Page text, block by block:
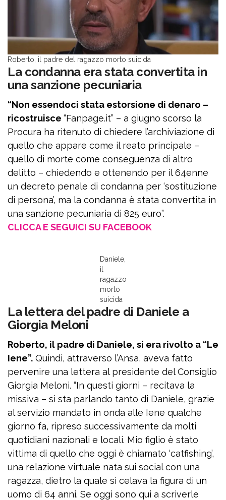
Roberto, il padre del ragazzo morto suicida
La condanna era stata convertita in
una sanzione pecuniaria
“Non essendoci stata estorsione di denaro –
ricostruisce “Fanpage.it” – a giugno scorso la
Procura ha ritenuto di chiedere l’archiviazione di
quello che appare come il reato principale –
quello di morte come conseguenza di altro
delitto – chiedendo e ottenendo per il 64enne
un decreto penale di condanna per ‘sostituzione
di persona’, ma la condanna è stata convertita in
una sanzione pecuniaria di 825 euro”.
CLICCA E SEGUICI SU FACEBOOK
Daniele,
il
ragazzo
morto
suicida
La lettera del padre di Daniele a
Giorgia Meloni
Roberto, il padre di Daniele, si era rivolto a “Le
Iene”. Quindi, attraverso l’Ansa, aveva fatto
pervenire una lettera al presidente del Consiglio
Giorgia Meloni. “In questi giorni – recitava la
missiva – si sta parlando tanto di Daniele, grazie
al servizio mandato in onda alle Iene qualche
giorno fa, ripreso successivamente da molti
quotidiani nazionali e locali. Mio figlio è stato
vittima di quello che oggi è chiamato ‘catfishing’,
una relazione virtuale nata sui social con una
ragazza, dietro la quale si celava la figura di un
uomo di 64 anni. Se oggi sono qui a scriverle